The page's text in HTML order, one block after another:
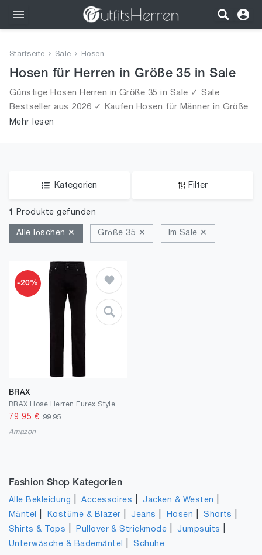
Bekleidung
Wäsche
Schuhe
Startseite Sale Hosen
Hosen für Herren in Größe 35 in Sale
Günstige Hosen Herren in Größe 35 in Sale ✓ Sale
Bestseller aus 2026 ✓ Kaufen Hosen für Männer in Größe
35 in Sale!
Mehr lesen
Kategorien Filter
1 Produkte gefunden
Alle löschen ✕ Größe 35 ✕ Im Sale ✕
-20%
BRAX
79.95 €99.95
Amazon
Fashion Shop Kategorien
Alle Bekleidung |Accessoires |Jacken & Westen
Mäntel Kostüme & Blazer |Jeans Hosen |Shorts
Shirts & Tops Pullover & Strickmode |Jumpsuits
Unterwäsche & Bademäntel |Schuhe